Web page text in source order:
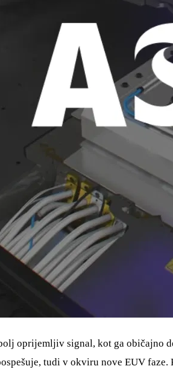
oprijemljiv signal, kot ga običajno
tudi v okviru nove EUV